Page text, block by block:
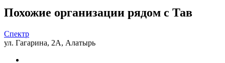
Похожие организации рядом с Тав
Спектр
ул. Гагарина, 2А, Алатырь